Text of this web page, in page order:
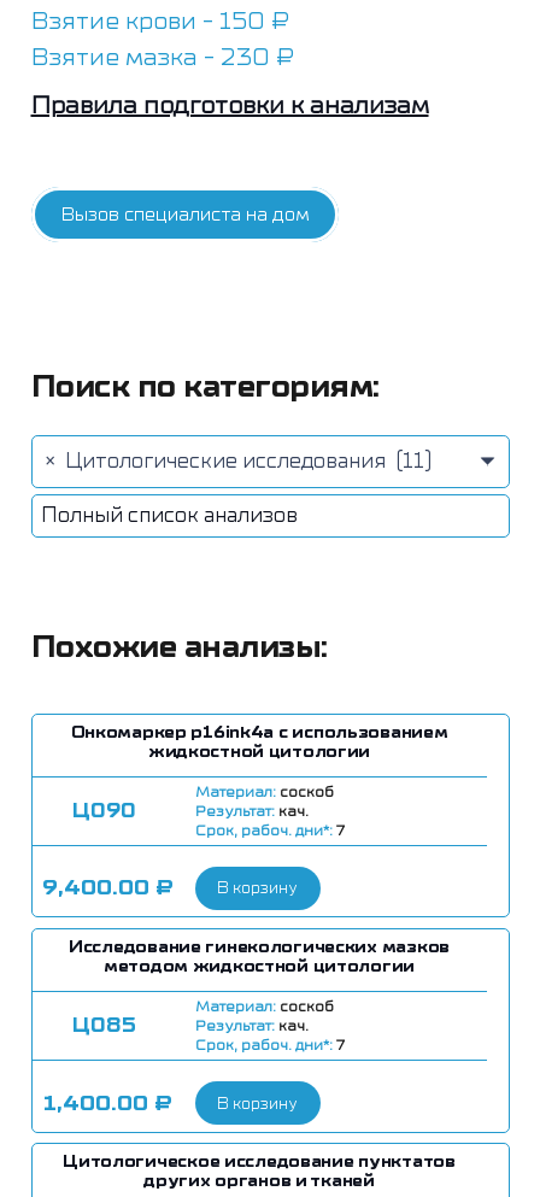
Взятие крови - 150 ₽
Взятие мазка - 230 ₽
Правила подготовки к анализам
Вызов специалиста на дом
Поиск по категориям:
× Цитологические исследования (11)
Полный список анализов
Похожие анализы:
Онкомаркер p16ink4a c использованием
жидкостной цитологии
Ц090
Материал: соскоб
Результат: кач.
Срок, рабоч. дни*:7
9,400.00 ₽ В корзину
Исследование гинекологических мазков
методом жидкостной цитологии
Ц085
Материал: соскоб
Результат: кач.
Срок, рабоч. дни*:7
1,400.00 ₽ В корзину
Цитологическое исследование пунктатов
других органов и тканей